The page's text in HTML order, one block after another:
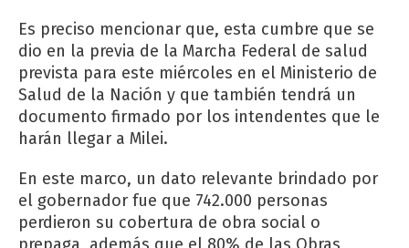
Es preciso mencionar que, esta cumbre que se
dio en la previa de la Marcha Federal de salud
prevista para este miércoles en el Ministerio de
Salud de la Nación y que también tendrá un
documento firmado por los intendentes que le
harán llegar a Milei.
En este marco, un dato relevante brindado por
el gobernador fue que 742.000 personas
perdieron su cobertura de obra social o